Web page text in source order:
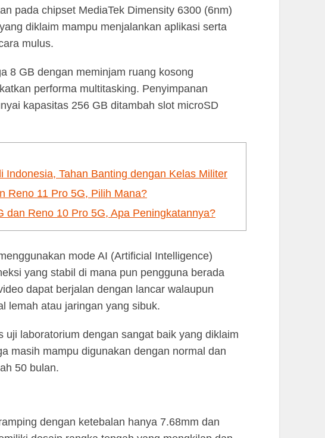
pada chipset MediaTek Dimensity 6300 (6nm)
diklaim mampu menjalankan aplikasi serta
mulus.
8 GB dengan meminjam ruang kosong
performa multitasking. Penyimpanan
kapasitas 256 GB ditambah slot microSD
Indonesia, Tahan Banting dengan Kelas Militer
Reno 11 Pro 5G, Pilih Mana?
dan Reno 10 Pro 5G, Apa Peningkatannya?
mode AI (Artificial Intelligence)
yang stabil di mana pun pengguna berada
dapat berjalan dengan lancar walaupun
lemah atau jaringan yang sibuk.
uji laboratorium dengan sangat baik yang diklaim
masih mampu digunakan dengan normal dan
50 bulan.
dengan ketebalan hanya 7.68mm dan